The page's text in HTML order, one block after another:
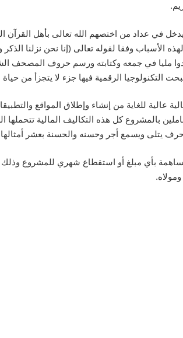
في عداد من اختصهم الله تعالى بأهل القرآن
الأسباب وفقا لقوله تعالى (إنا نحن نزلنا
مليا في جمعه وكتابته ورسم حروف المصحف
التكنولوجيا الرقمية فيها جزء لا يتجزأ من حياة
للغاية من إنشاء وإطلاق المواقع
بالمشروع كل هذه التكاليف المالية
حرف يتلى ويسمع أجر وحسنه والحسنة بعشر